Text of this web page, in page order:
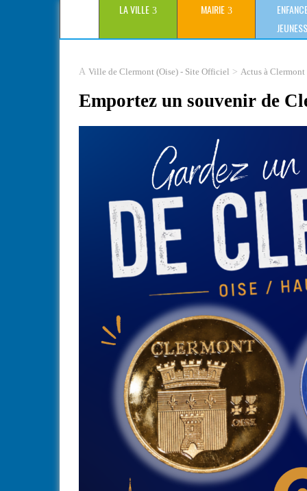
LA VILLE MAIRIE
Ville de Clermont (Oise) - Site Officiel > Actus à Clermont
Emportez un souvenir de